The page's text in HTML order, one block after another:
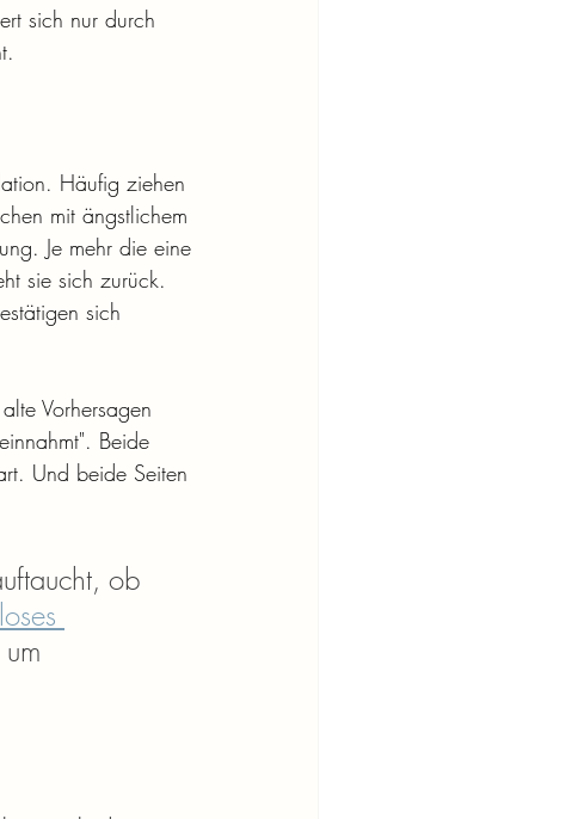
sich nur durch
Häufig ziehen
mit ängstlichem
Je mehr die eine
sie sich zurück.
sich
Vorhersagen
Beide
Und beide Seiten
ob